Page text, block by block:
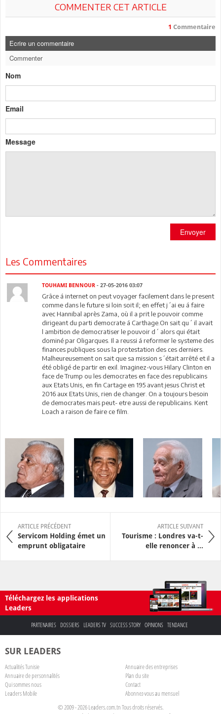
COMMENTER CET ARTICLE
1 Commentaire
Ecrire un commentaire
Commenter
Nom
Email
Message
Envoyer
Les Commentaires
TOUHAMI BENNOUR - 27-05-2016 03:07
Grâce á internet on peut voyager facilement dans le present
comme dans le future si loin soit il; en effet j´ai eu á faire
avec Hannibal après Zama, où il a prit le pouvoir comme
dirigeant du parti democrate á Carthage.On sait qu´ il avait
l ambition de democratiser le pouvoir d´ alors qui était
dominé par Oligarques. Il a reussi á reformer le systeme des
finances publiques sous la protestation des ces derniers.
Malheureusement on sait que sa mission s´était arrêté et il a
été obligé de partir en exil. Imaginez-vous Hilary Clinton en
face de Trump ou les democrates en face des republicains
aux Etats Unis, en fin Cartage en 195 avant jesus Christ et
2016 aux Etats Unis, rien de changer. On a toujours besoin
de democrates mais peut- etre aussi de republicains. Kent
Loach a raison de faire ce film.
ARTICLE PRÉCÉDENT
Servicom Holding émet un
emprunt obligataire
ARTICLE SUIVANT
Tourisme : Londres va-t-
elle renoncer à ...
Téléchargez les applications
Leaders
PARTENAIRES DOSSIERS LEADERS TV SUCCESS STORY OPINIONS TENDANCE
SUR LEADERS
Actualités Tunisie
Annuaire des entreprises
Annuaire de personnalités
Plan du site
Qui sommes nous
Contact
Leaders Mobile
Abonnez-vous au mensuel
© 2009 - 2026 Leaders.com.tn Tous droits réservés.